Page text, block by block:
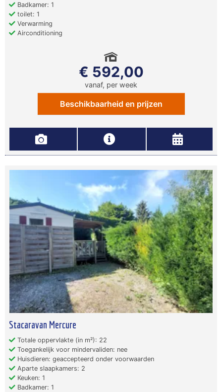
Badkamer: 1
toilet: 1
Verwarming
Airconditioning
€ 592,00
vanaf, per week
Beschikbaarheid en prijzen
Stacaravan Mercure
Totale oppervlakte (in m²): 22
Toegankelijk voor mindervaliden: nee
Huisdieren: geaccepteerd onder voorwaarden
Aparte slaapkamers: 2
Keuken: 1
Badkamer: 1